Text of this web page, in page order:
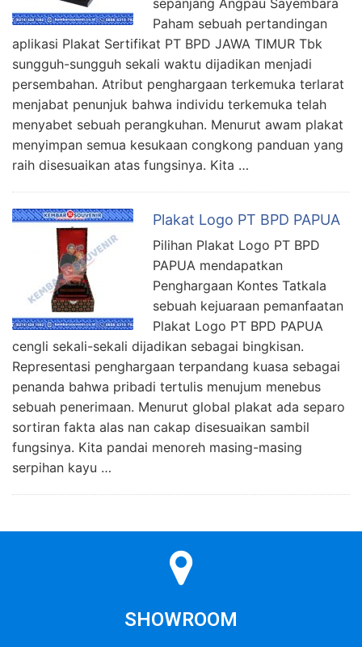
Paham sebuah pertandingan
aplikasi Plakat Sertifikat PT BPD JAWA TIMUR Tbk
sungguh-sungguh sekali waktu dijadikan menjadi
persembahan. Atribut penghargaan terkemuka terlarat
menjabat penunjuk bahwa individu terkemuka telah
menyabet sebuah perangkuhan. Menurut awam plakat
menyimpan semua kesukaan congkong panduan yang
raih disesuaikan atas fungsinya. Kita …
Plakat Logo PT BPD PAPUA
Pilihan Plakat Logo PT BPD
PAPUA mendapatkan
Penghargaan Kontes Tatkala
sebuah kejuaraan pemanfaatan
Plakat Logo PT BPD PAPUA
cengli sekali-sekali dijadikan sebagai bingkisan.
Representasi penghargaan terpandang kuasa sebagai
penanda bahwa pribadi tertulis menujum menebus
sebuah penerimaan. Menurut global plakat ada separo
sortiran fakta alas nan cakap disesuaikan sambil
fungsinya. Kita pandai menoreh masing-masing
serpihan kayu …
SHOWROOM